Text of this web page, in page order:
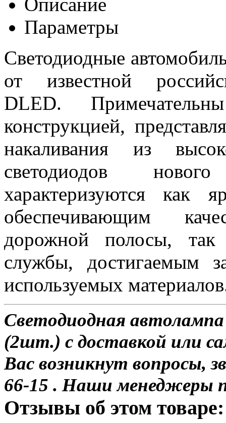
Параметры
Светодиодные
от известной
DLED.
конструкцией,
накаливания из
светодиодов
характеризуются
обеспечивающим
дорожной полосы,
службы, достигаемым
используемых
Светодиодная
(2шт.) с доставкой или
Вас возникнут вопросы,
66-15 . Наши менеджеры
Отзывы об этом товаре: